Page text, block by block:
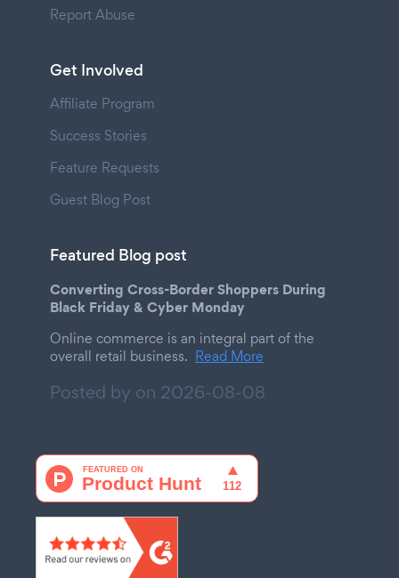
Report Abuse
Get Involved
Affiliate Program
Success Stories
Feature Requests
Guest Blog Post
Featured Blog post
Converting Cross-Border Shoppers During
Black Friday & Cyber Monday
Online commerce is an integral part of the
overall retail business. Read More
Posted by on 2026-08-08